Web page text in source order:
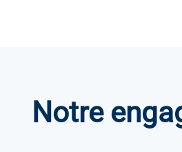
Notre